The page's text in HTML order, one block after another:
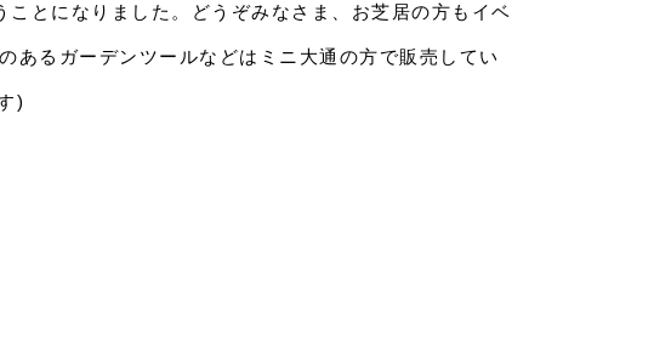
とになりました。どうぞみなさま、お芝居の方もイベ
あるガーデンツールなどはミニ大通の方で販売してい
)